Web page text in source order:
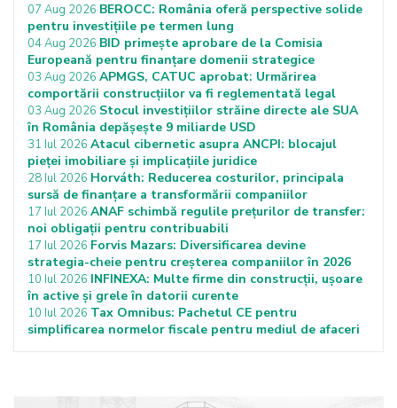
07 Aug 2026 BEROCC: România oferă perspective solide
pentru investițiile pe termen lung
04 Aug 2026 BID primește aprobare de la Comisia
Europeană pentru finanțare domenii strategice
03 Aug 2026 APMGS, CATUC aprobat: Urmărirea
comportării construcțiilor va fi reglementată legal
03 Aug 2026 Stocul investițiilor străine directe ale SUA
în România depășește 9 miliarde USD
31 Iul 2026 Atacul cibernetic asupra ANCPI: blocajul
pieței imobiliare și implicațiile juridice
28 Iul 2026 Horváth: Reducerea costurilor, principala
sursă de finanțare a transformării companiilor
17 Iul 2026 ANAF schimbă regulile prețurilor de transfer:
noi obligații pentru contribuabili
17 Iul 2026 Forvis Mazars: Diversificarea devine
strategia-cheie pentru creșterea companiilor în 2026
10 Iul 2026 INFINEXA: Multe firme din construcții, ușoare
în active și grele în datorii curente
10 Iul 2026 Tax Omnibus: Pachetul CE pentru
simplificarea normelor fiscale pentru mediul de afaceri